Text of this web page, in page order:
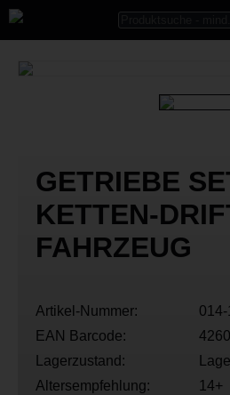
GETRIEBE
KETTEN-
FAHRZEUG
Artikel-Nummer:
EAN Barcode:
Lagerzustand:
Altersempfehlung:
14+